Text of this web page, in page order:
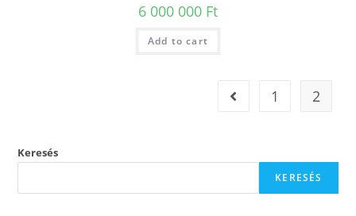
6 000 000 Ft
Add to cart
1 2
Keresés
KERESÉS